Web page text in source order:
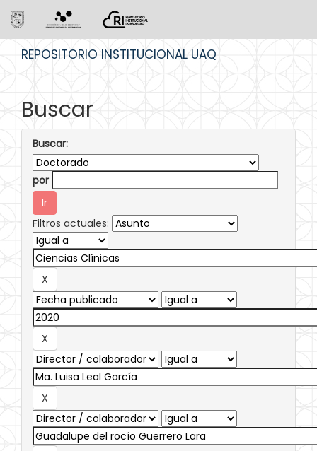
REPOSITORIO INSTITUCIONAL UAQ
Buscar
Buscar:
por
Filtros actuales: